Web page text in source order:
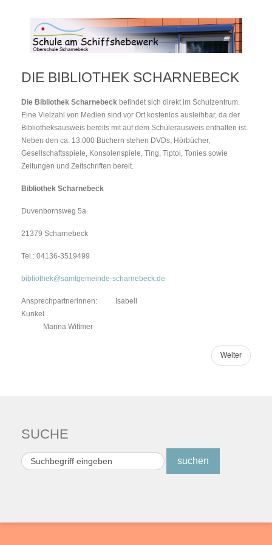
DIE BIBLIOTHEK SCHARNEBECK
Die Bibliothek Scharnebeck befindet sich direkt im Schulzentrum.
Eine Vielzahl von Medien sind vor Ort kostenlos ausleihbar, da der
Bibliotheksausweis bereits mit auf dem Schülerausweis enthalten ist.
Neben den ca. 13.000 Büchern stehen DVDs, Hörbücher,
Gesellschaftsspiele, Konsolenspiele, Ting, Tiptoi, Tonies sowie
Zeitungen und Zeitschriften bereit.
Bibliothek Scharnebeck
Duvenbornsweg 5a
21379 Scharnebeck
Tel.: 04136-3519499
bibliothek@samtgemeinde-scharnebeck.de
Ansprechpartnerinnen: Isabell
Kunkel
Marina Wittmer
Weiter
SUCHE
Suchen
...
suchen